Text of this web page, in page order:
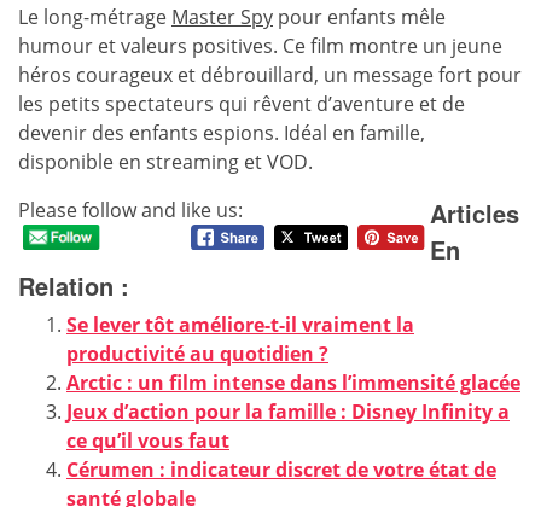
Le long-métrage Master Spy pour enfants mêle
humour et valeurs positives. Ce film montre un jeune
héros courageux et débrouillard, un message fort pour
les petits spectateurs qui rêvent d’aventure et de
devenir des enfants espions. Idéal en famille,
disponible en streaming et VOD.
Please follow and like us:
Articles
En
Relation :
Se lever tôt améliore-t-il vraiment la
productivité au quotidien ?
Arctic : un film intense dans l’immensité glacée
Jeux d’action pour la famille : Disney Infinity a
ce qu’il vous faut
Cérumen : indicateur discret de votre état de
santé globale